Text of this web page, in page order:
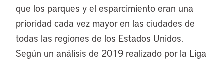
que los parques y el esparcimiento eran una
prioridad cada vez mayor en las ciudades de
todas las regiones de los Estados Unidos.
Según un análisis de 2019 realizado por la Liga